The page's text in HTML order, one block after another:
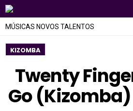
MÚSICAS NOVOS TALENTOS
KIZOMBA
Twenty
Go